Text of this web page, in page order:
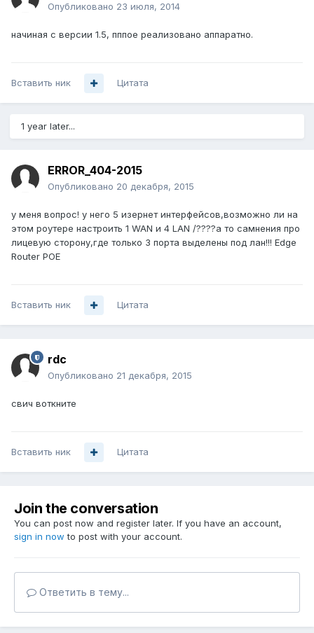
Опубликовано 23 июля, 2014
начиная с версии 1.5, пппое реализовано аппаратно.
Вставить ник Цитата
1 year later...
ERROR_404-2015
Опубликовано 20 декабря, 2015
у меня вопрос! у него 5 изернет интерфейсов,возможно ли на
этом роутере настроить 1 WAN и 4 LAN /????а то самнения про
лицевую сторону,где только 3 порта выделены под лан!!! Edge
Router POE
Вставить ник Цитата
rdc
Опубликовано 21 декабря, 2015
свич воткните
Вставить ник Цитата
Join the conversation
You can post now and register later. If you have an account,
sign in now to post with your account.
Ответить в тему...